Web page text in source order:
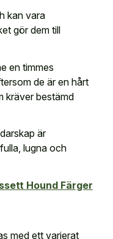
kan vara
gör dem till
en timmes
de är en hårt
kräver bestämd
är
lugna och
Hound Färger
med ett varierat